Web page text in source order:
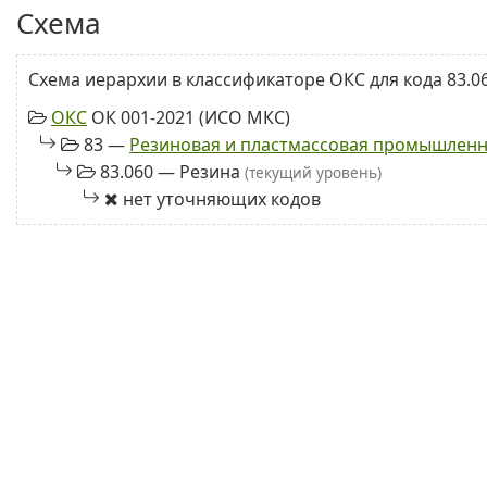
Схема
Схема иерархии в классификаторе ОКС для кода
ОКС ОК 001-2021 (ИСО МКС)
83 — Резиновая и пластмассовая
83.060 — Резина (текущий уровень)
нет уточняющих кодов